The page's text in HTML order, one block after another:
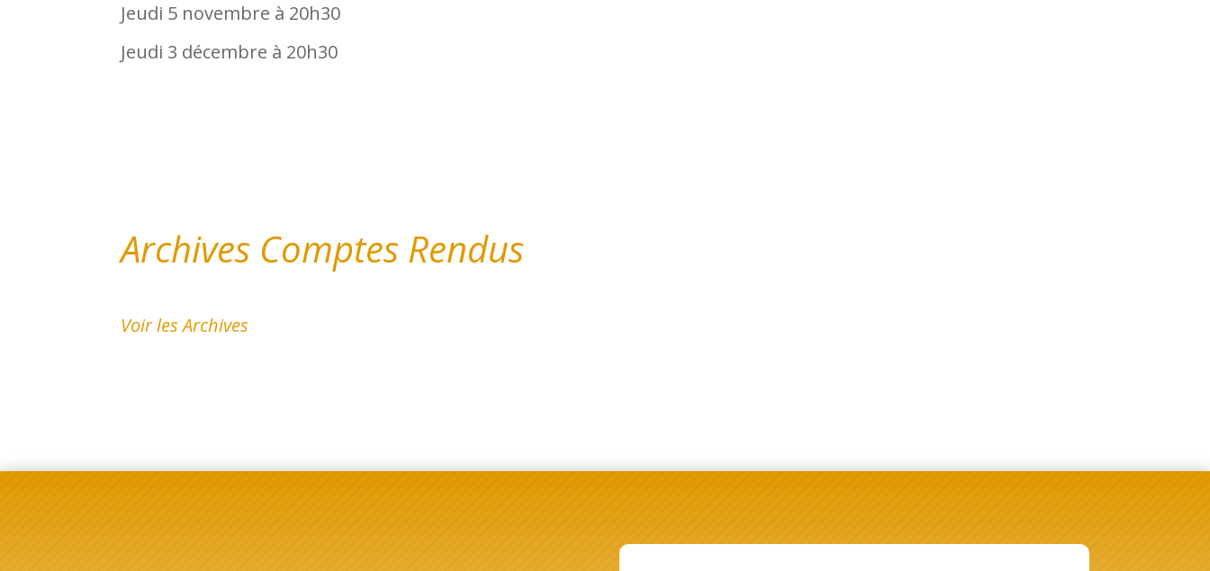
Jeudi 5 novembre à 20h30
Jeudi 3 décembre à 20h30
Archives Comptes Rendus
Voir les Archives